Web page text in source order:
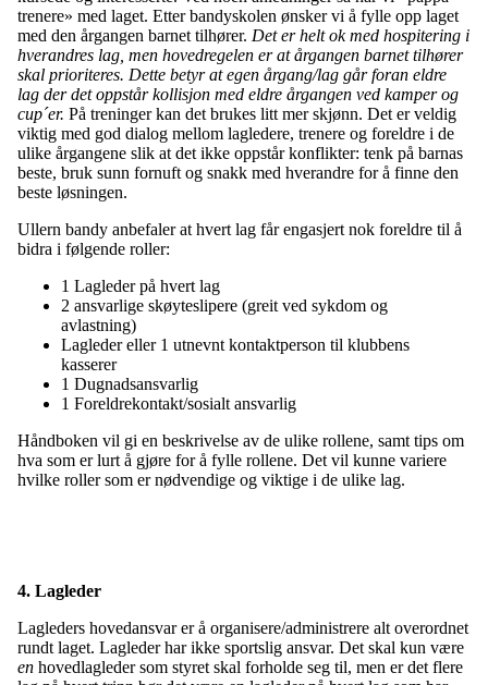
trenere» med laget. Etter bandyskolen ønsker vi å fylle opp laget
med den årgangen barnet tilhører. Det er helt ok med hospitering i
hverandres lag, men hovedregelen er at årgangen barnet tilhører
skal prioriteres. Dette betyr at egen årgang/lag går foran eldre
lag der det oppstår kollisjon med eldre årgangen ved kamper og
cup´er. På treninger kan det brukes litt mer skjønn. Det er veldig
viktig med god dialog mellom lagledere, trenere og foreldre i de
ulike årgangene slik at det ikke oppstår konflikter: tenk på barnas
beste, bruk sunn fornuft og snakk med hverandre for å finne den
beste løsningen.
Ullern bandy anbefaler at hvert lag får engasjert nok foreldre til å
bidra i følgende roller:
1 Lagleder på hvert lag
2 ansvarlige skøyteslipere (greit ved sykdom og
avlastning)
Lagleder eller 1 utnevnt kontaktperson til klubbens
kasserer
1 Dugnadsansvarlig
1 Foreldrekontakt/sosialt ansvarlig
Håndboken vil gi en beskrivelse av de ulike rollene, samt tips om
hva som er lurt å gjøre for å fylle rollene. Det vil kunne variere
hvilke roller som er nødvendige og viktige i de ulike lag.
4. Lagleder
Lagleders hovedansvar er å organisere/administrere alt overordnet
rundt laget. Lagleder har ikke sportslig ansvar. Det skal kun være
en hovedlagleder som styret skal forholde seg til, men er det flere